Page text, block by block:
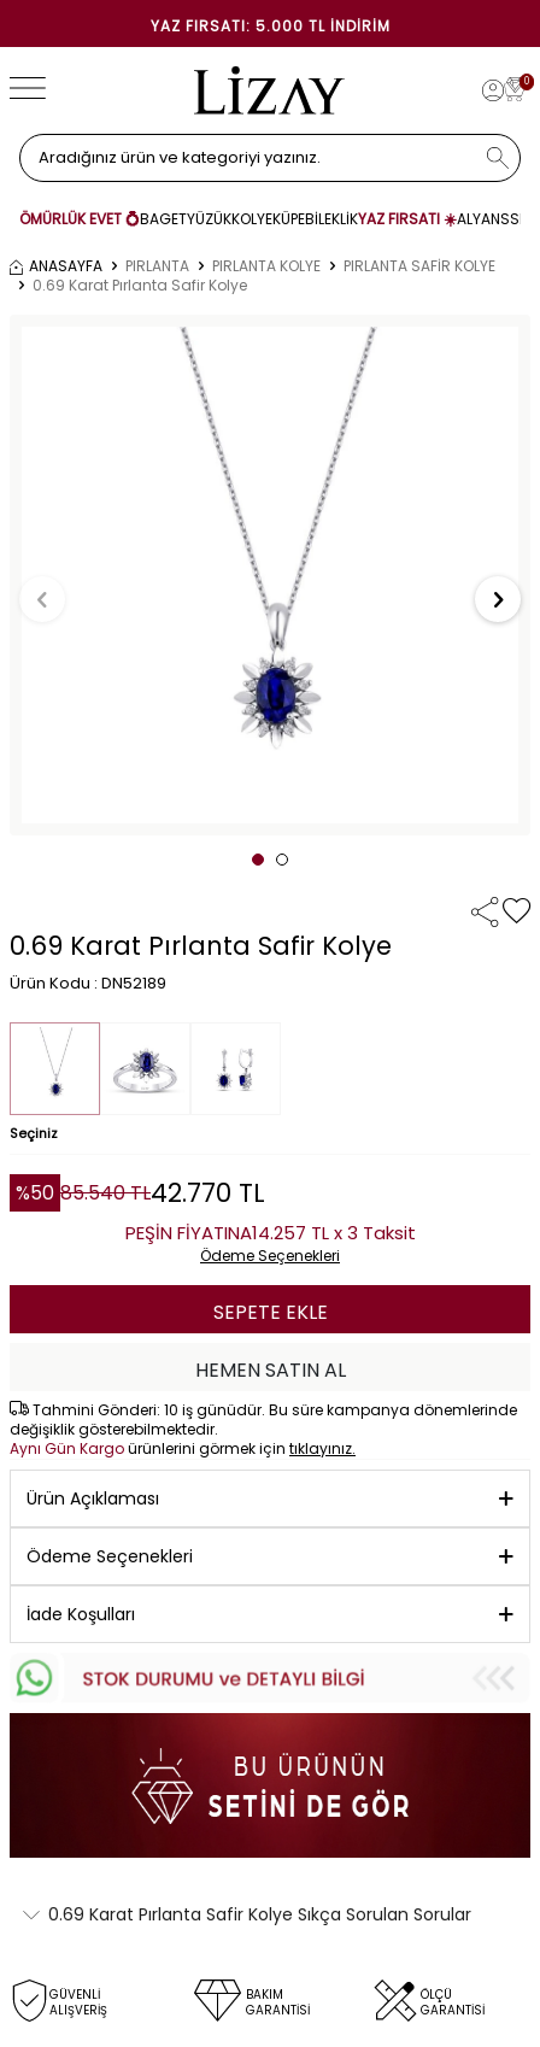
YAZ FIRSATI: 5.000 TL İNDIRIM
0
ÖMÜRLÜK EVET 💍BAGETYÜZÜKKOLYEKÜPEBİLEKLİKYAZ FIRSATI ☀️ALYANS
ANASAYFA PIRLANTA PIRLANTA KOLYE
PIRLANTA SAFİR KOLYE
0.69 Karat Pırlanta Safir Kolye
0.69 Karat Pırlanta Safir Kolye
Ürün Kodu : DN52189
Seçiniz
%50 85.540TL42.770 TL
PEŞİN FİYATINA14.257 TL x 3 Taksit
Ödeme Seçenekleri
SEPETE EKLE
HEMEN SATIN AL
Tahmini Gönderi: 10 iş günüdür. Bu süre kampanya dönemlerinde
değişiklik gösterebilmektedir.
Aynı Gün Kargoürünlerini görmek için tıklayınız.
Ürün Açıklaması
Ödeme Seçenekleri
İade Koşulları
0.69 Karat Pırlanta Safir Kolye Sıkça Sorulan Sorular
GÜVENLİ
ALIŞVERİŞ
BAKIM
GARANTİSİ
ÖLÇÜ
GARANTİSİ